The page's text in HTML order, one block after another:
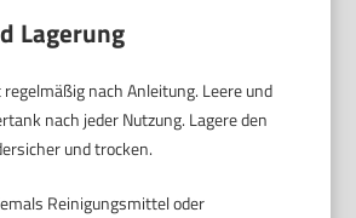
Lagerung
nach Anleitung. Leere und
nach jeder Nutzung. Lagere den
und trocken.
Reinigungsmittel oder